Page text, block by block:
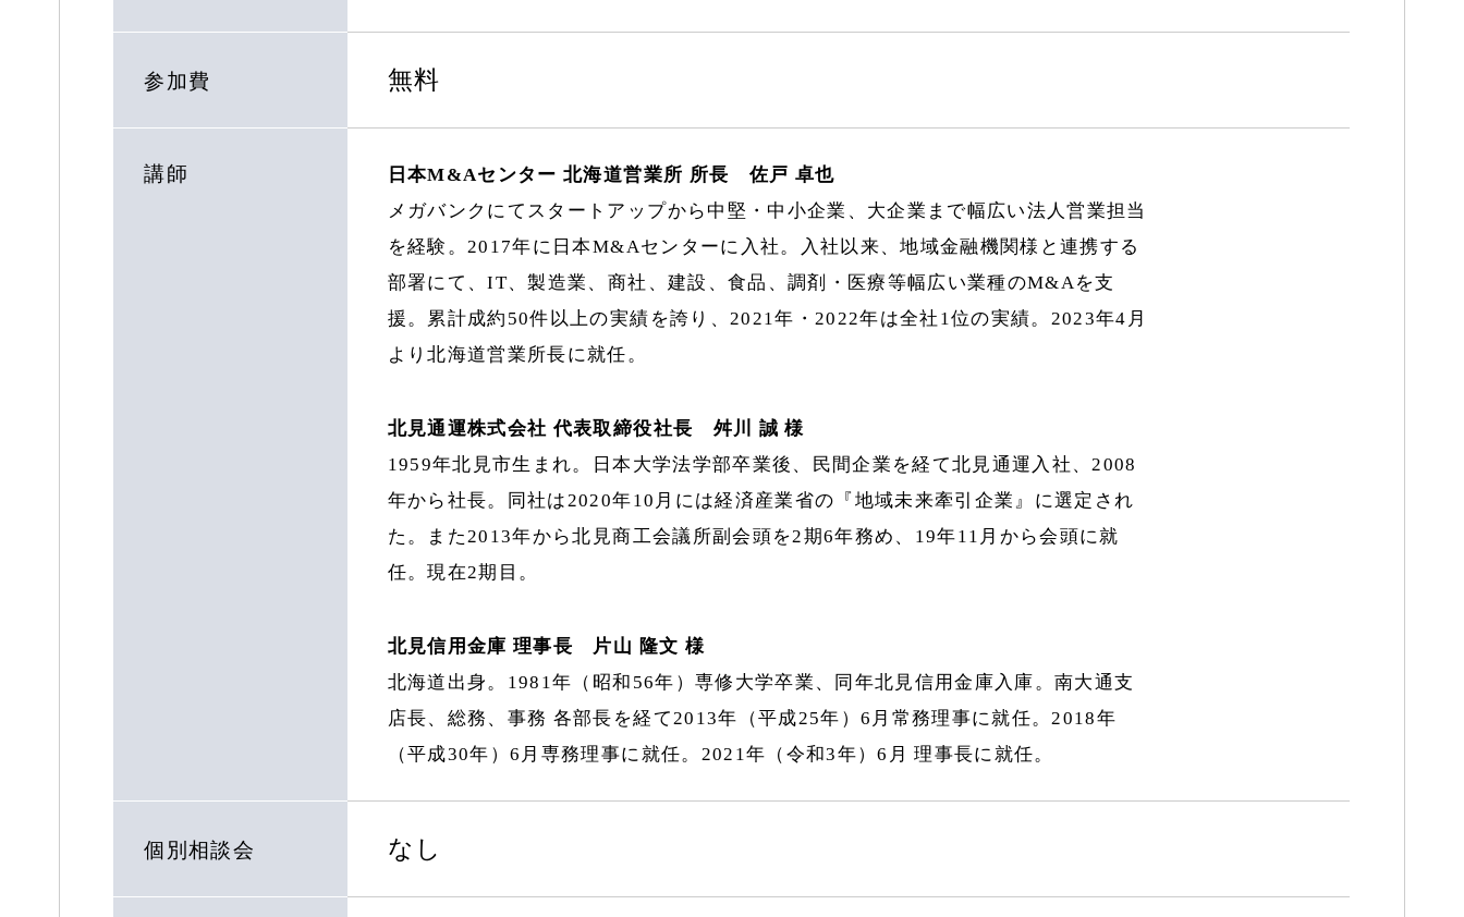
参加費 無料
講師
日本M&Aセンター 北海道営業所 所長 佐戸 卓也
メガバンクにてスタートアップから中堅・中小企業、大企業まで幅広い法人営業担当
を経験。2017年に日本M&Aセンターに入社。入社以来、地域金融機関様と連携する
部署にて、IT、製造業、商社、建設、食品、調剤・医療等幅広い業種のM&Aを支
援。累計成約50件以上の実績を誇り、2021年・2022年は全社1位の実績。2023年4月
より北海道営業所長に就任。
北見通運株式会社 代表取締役社長 舛川 誠 様
1959年北見市生まれ。日本大学法学部卒業後、民間企業を経て北見通運入社、2008
年から社長。同社は2020年10月には経済産業省の『地域未来牽引企業』に選定され
た。また2013年から北見商工会議所副会頭を2期6年務め、19年11月から会頭に就
任。現在2期目。
北見信用金庫 理事長 片山 隆文 様
北海道出身。1981年（昭和56年）専修大学卒業、同年北見信用金庫入庫。南大通支
店長、総務、事務 各部長を経て2013年（平成25年）6月常務理事に就任。2018年
（平成30年）6月専務理事に就任。2021年（令和3年）6月 理事長に就任。
個別相談会 なし